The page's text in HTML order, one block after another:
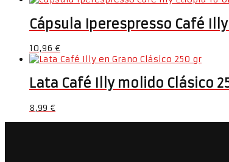
Cápsula Iperespresso Café
10,96€
Lata Café Illy molido Clásico
8,99€